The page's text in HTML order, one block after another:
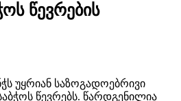
წევრების
უყრიან საზოგადოებრივი
წევრებს. წარდგენილია